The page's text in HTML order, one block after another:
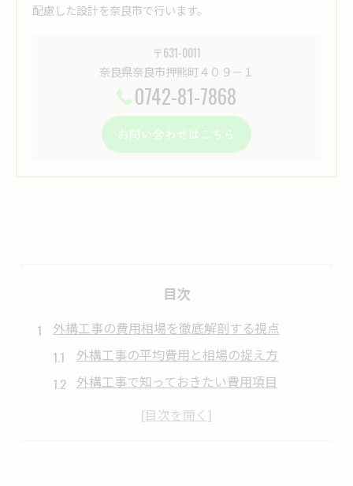
配慮した設計を奈良市で行います。
〒631-0011
奈良県奈良市押熊町４０９－１
0742-81-7868
お問い合わせはこちら
目次
外構工事の費用相場を徹底解剖する視点
外構工事の平均費用と相場の捉え方
外構工事で知っておきたい費用項目
外構工事の費用に影響する要素とは